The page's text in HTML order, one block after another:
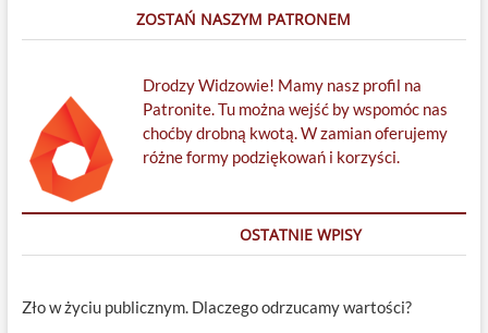
ZOSTAŃ NASZYM PATRONEM
Drodzy Widzowie! Mamy nasz profil na
Patronite. Tu można wejść by wspomóc nas
choćby drobną kwotą. W zamian oferujemy
różne formy podziękowań i korzyści.
OSTATNIE WPISY
Zło w życiu publicznym. Dlaczego odrzucamy wartości?